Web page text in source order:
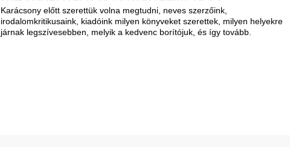
Karácsony előtt szerettük volna megtudni, neves szerzőink,
irodalomkritikusaink, kiadóink milyen könyveket szerettek, milyen helyekre
járnak legszívesebben, melyik a kedvenc borítójuk, és így tovább.